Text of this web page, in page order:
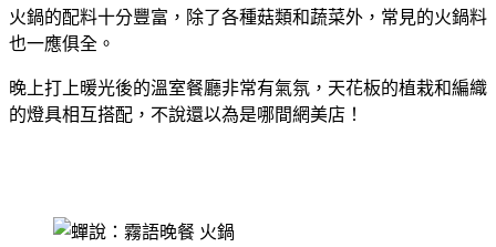
火鍋的配料十分豐富，除了各種菇類和蔬菜外，常見的火鍋料
也一應俱全。
晚上打上暖光後的溫室餐廳非常有氣氛，天花板的植栽和編織
的燈具相互搭配，不說還以為是哪間網美店！